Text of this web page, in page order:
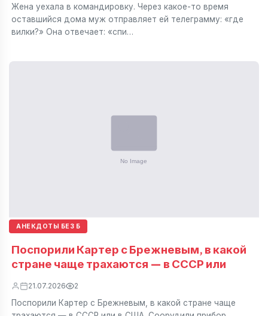
Жена уехала в командировку. Через какое-то время
оставшийся дома муж отправляет ей телеграмму: «где
вилки?» Она отвечает: «спи…
АНЕКДОТЫ БЕЗ Б
Поспорили Картер с Брежневым, в какой
стране чаще трахаются — в СССР или
21.07.2026 2
Поспорили Картер с Брежневым, в какой стране чаще